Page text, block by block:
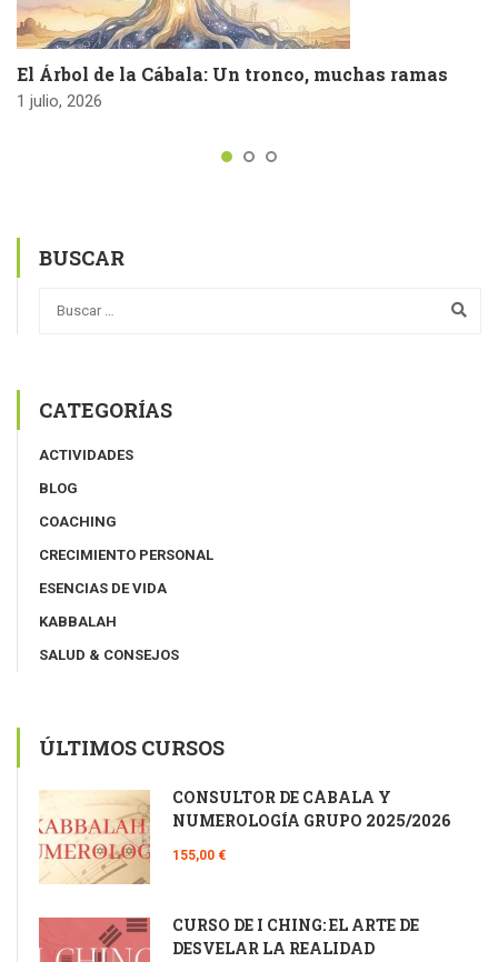
El Árbol de la Cábala: Un tronco, muchas ramas
1 julio, 2026
BUSCAR
CATEGORÍAS
ACTIVIDADES
BLOG
COACHING
CRECIMIENTO PERSONAL
ESENCIAS DE VIDA
KABBALAH
SALUD & CONSEJOS
ÚLTIMOS CURSOS
CONSULTOR DE CÁBALA Y
NUMEROLOGÍA GRUPO 2025/2026
155,00 €
CURSO DE I CHING: EL ARTE DE
DESVELAR LA REALIDAD